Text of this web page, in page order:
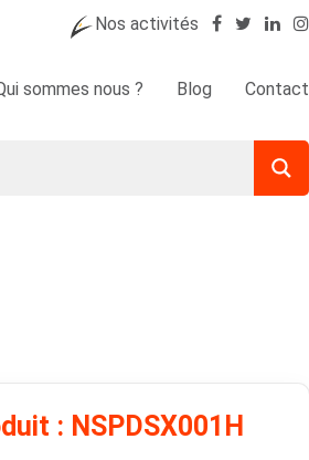
Nos activités
sommes nous ? Blog Contact
: NSPDSX001H